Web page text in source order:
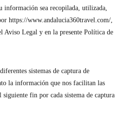
información sea recopilada, utilizada,
https://www.andalucia360travel.com/,
Aviso Legal y en la presente Política de
sistemas de captura de
la información que nos facilitan las
siguiente fin por cada sistema de captura